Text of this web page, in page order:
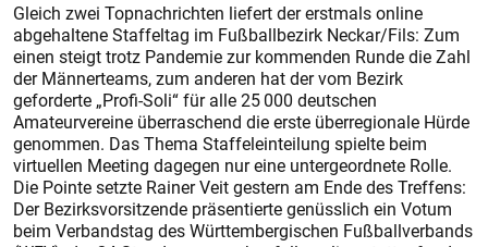
Gleich zwei Topnachrichten liefert der erstmals online
abgehaltene Staffeltag im Fußballbezirk Neckar/Fils: Zum
einen steigt trotz Pandemie zur kommenden Runde die Zahl
der Männerteams, zum anderen hat der vom Bezirk
geforderte „Profi-Soli“ für alle 25 000 deutschen
Amateurvereine überraschend die erste überregionale Hürde
genommen. Das Thema Staffeleinteilung spielte beim
virtuellen Meeting dagegen nur eine untergeordnete Rolle.
Die Pointe setzte Rainer Veit gestern am Ende des Treffens:
Der Bezirksvorsitzende präsentierte genüsslich ein Votum
beim Verbandstag des Württembergischen Fußballverbands